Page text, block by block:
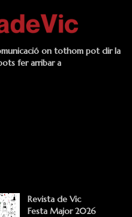
on tothom pot dir la
fer arribar a
Revista de Vic
Festa Major 2026